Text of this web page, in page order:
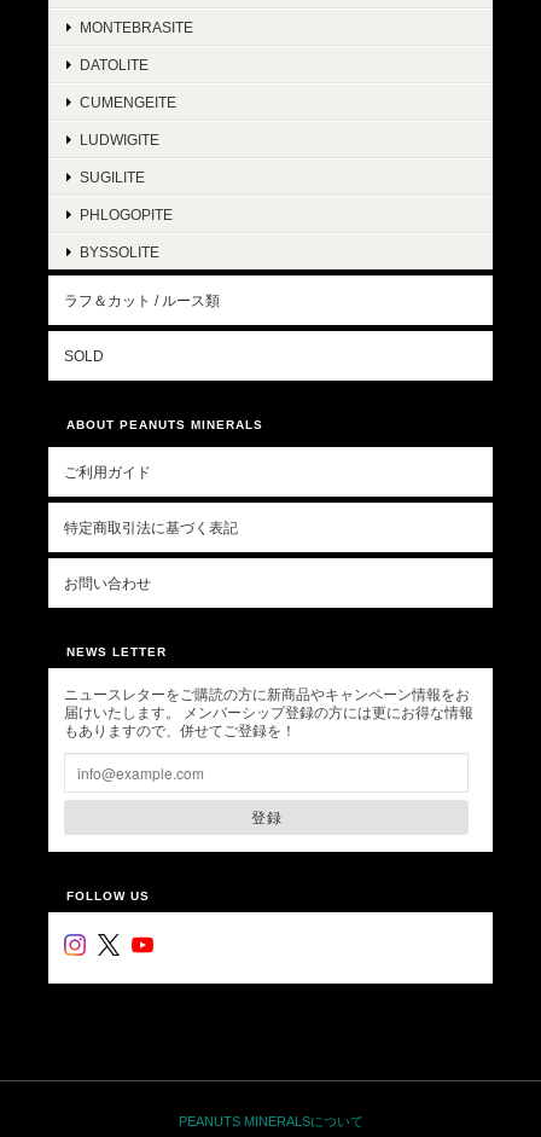
MONTEBRASITE
DATOLITE
CUMENGEITE
LUDWIGITE
SUGILITE
PHLOGOPITE
BYSSOLITE
ラフ＆カット / ルース類
SOLD
ABOUT PEANUTS MINERALS
ご利用ガイド
特定商取引法に基づく表記
お問い合わせ
NEWS LETTER
ニュースレターをご購読の方に新商品やキャンペーン情報をお
届けいたします。 メンバーシップ登録の方には更にお得な情報
もありますので、併せてご登録を！
登録
FOLLOW US
PEANUTS MINERALSについて